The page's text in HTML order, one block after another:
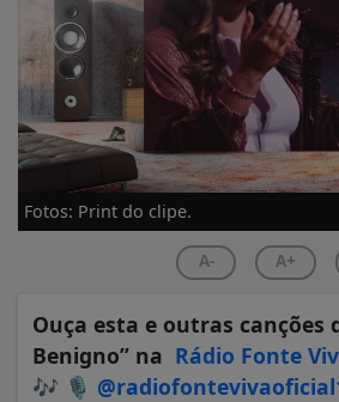
Fotos: Print do clipe.
A- A+
Ouça esta e outras canções
Benigno” na Rádio Fonte
🎶 🎙️